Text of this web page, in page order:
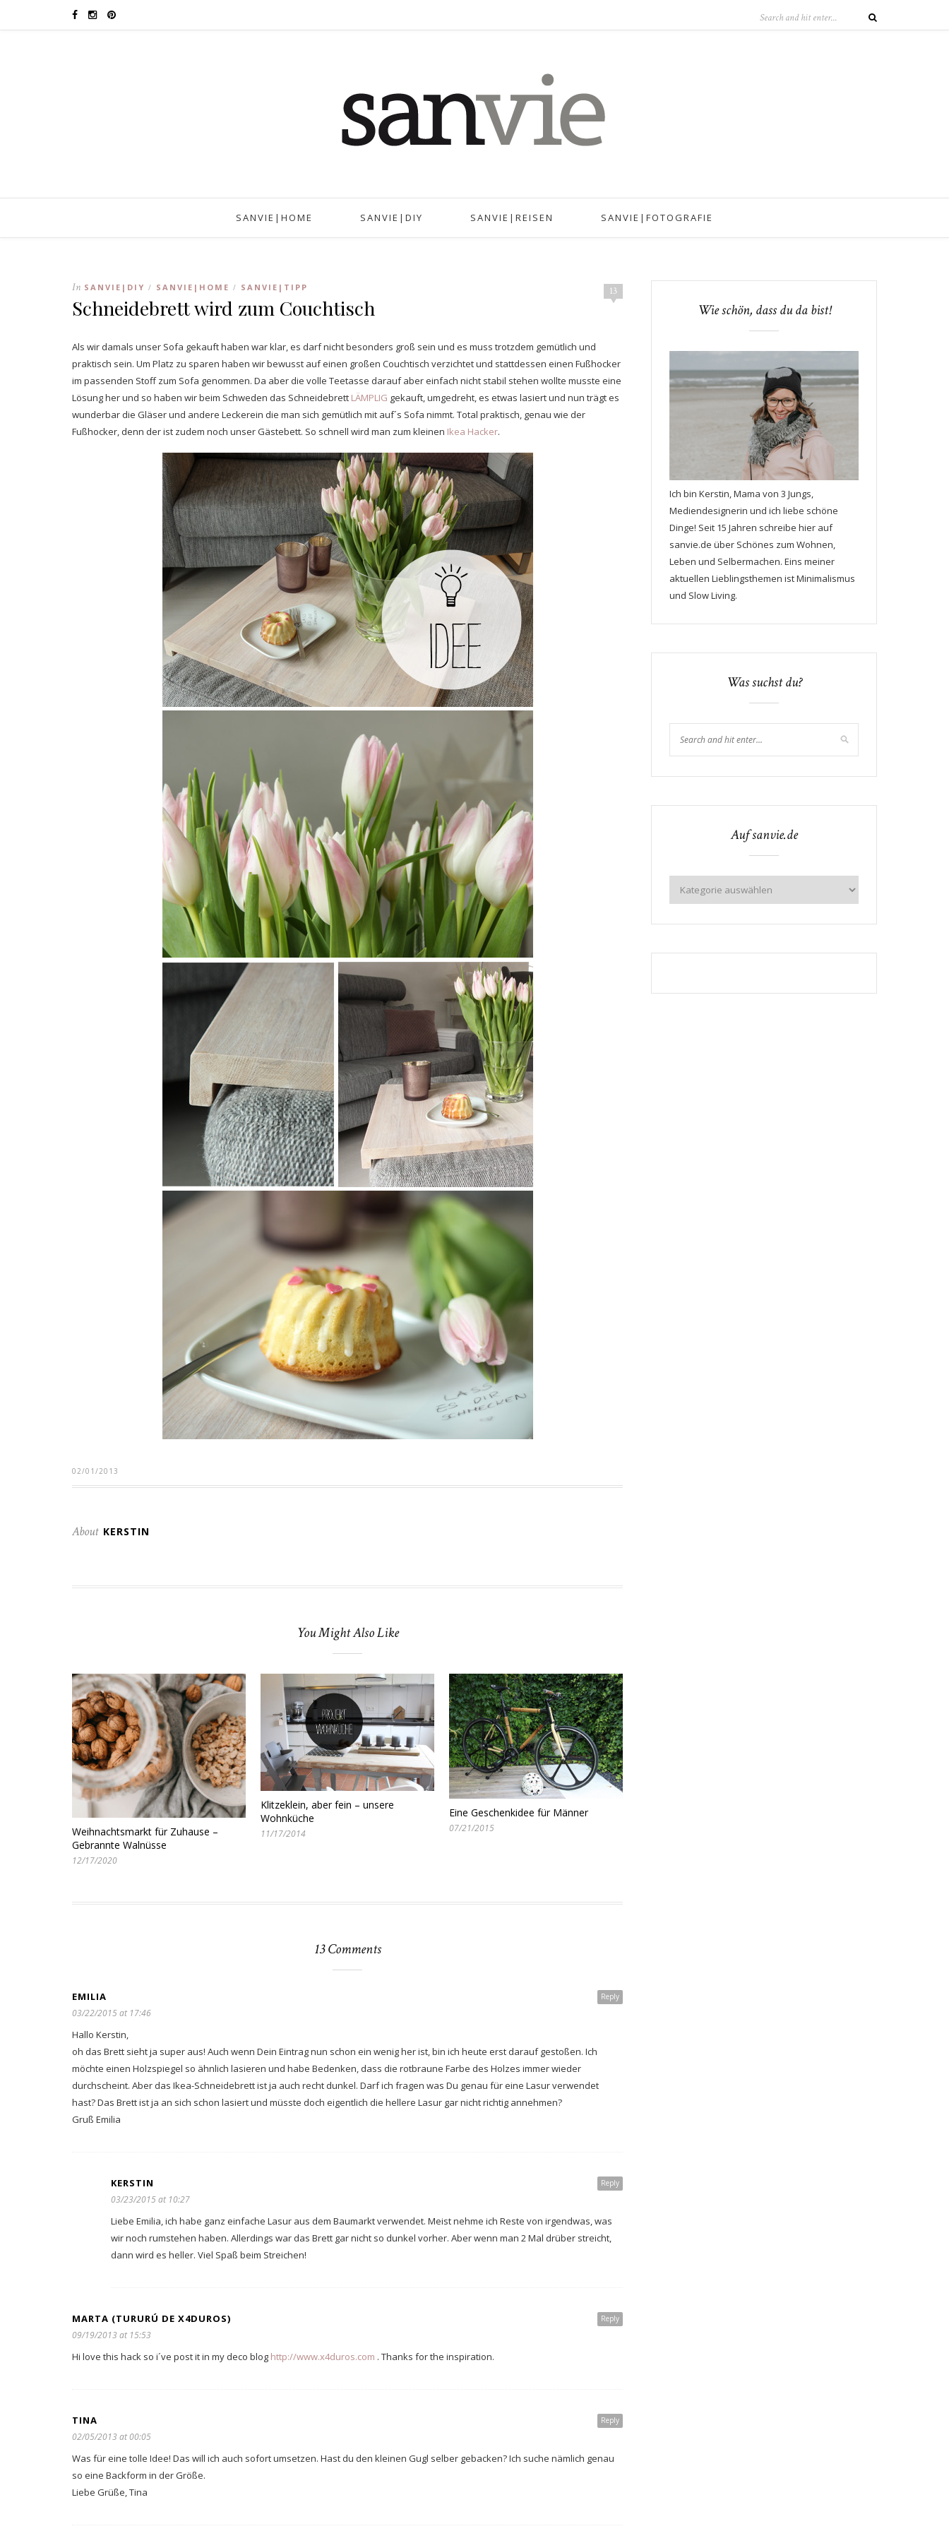
SANVIE|HOME SANVIE|DIY SANVIE|REISEN SANVIE|FOTOGRAFIE
13
In SANVIE|DIY / SANVIE|HOME / SANVIE|TIPP
Schneidebrett wird zum Couchtisch
Als wir damals unser Sofa gekauft haben war klar, es darf nicht besonders groß sein und es muss trotzdem gemütlich und
praktisch sein. Um Platz zu sparen haben wir bewusst auf einen großen Couchtisch verzichtet und stattdessen einen Fußhocker
im passenden Stoff zum Sofa genommen. Da aber die volle Teetasse darauf aber einfach nicht stabil stehen wollte musste eine
Lösung her und so haben wir beim Schweden das Schneidebrett LÄMPLIG gekauft, umgedreht, es etwas lasiert und nun trägt es
wunderbar die Gläser und andere Leckerein die man sich gemütlich mit auf´s Sofa nimmt. Total praktisch, genau wie der
Fußhocker, denn der ist zudem noch unser Gästebett. So schnell wird man zum kleinen Ikea Hacker.
02/01/2013
About KERSTIN
You Might Also Like
Weihnachtsmarkt für Zuhause –
Gebrannte Walnüsse
12/17/2020
Klitzeklein, aber fein – unsere
Wohnküche
11/17/2014
Eine Geschenkidee für Männer
07/21/2015
13 Comments
Reply
EMILIA
03/22/2015 at 17:46
Hallo Kerstin,
oh das Brett sieht ja super aus! Auch wenn Dein Eintrag nun schon ein wenig her ist, bin ich heute erst darauf gestoßen. Ich
möchte einen Holzspiegel so ähnlich lasieren und habe Bedenken, dass die rotbraune Farbe des Holzes immer wieder
durchscheint. Aber das Ikea-Schneidebrett ist ja auch recht dunkel. Darf ich fragen was Du genau für eine Lasur verwendet
hast? Das Brett ist ja an sich schon lasiert und müsste doch eigentlich die hellere Lasur gar nicht richtig annehmen?
Gruß Emilia
Reply
KERSTIN
03/23/2015 at 10:27
Liebe Emilia, ich habe ganz einfache Lasur aus dem Baumarkt verwendet. Meist nehme ich Reste von irgendwas, was
wir noch rumstehen haben. Allerdings war das Brett gar nicht so dunkel vorher. Aber wenn man 2 Mal drüber streicht,
dann wird es heller. Viel Spaß beim Streichen!
Reply
MARTA (TURURÚ DE X4DUROS)
09/19/2013 at 15:53
Hi love this hack so i´ve post it in my deco blog http://www.x4duros.com . Thanks for the inspiration.
Reply
TINA
02/05/2013 at 00:05
Was für eine tolle Idee! Das will ich auch sofort umsetzen. Hast du den kleinen Gugl selber gebacken? Ich suche nämlich genau
so eine Backform in der Größe.
Liebe Grüße, Tina
Wie schön, dass du da bist!
Ich bin Kerstin, Mama von 3 Jungs,
Mediendesignerin und ich liebe schöne
Dinge! Seit 15 Jahren schreibe hier auf
sanvie.de über Schönes zum Wohnen,
Leben und Selbermachen. Eins meiner
aktuellen Lieblingsthemen ist Minimalismus
und Slow Living.
Was suchst du?
Auf sanvie.de